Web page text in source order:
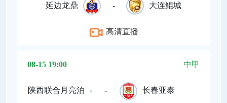
延边龙鼎 - 大连鲲城
高清直播
08-15 19:00 中甲
陕西联合月亮泊 - 长春亚泰